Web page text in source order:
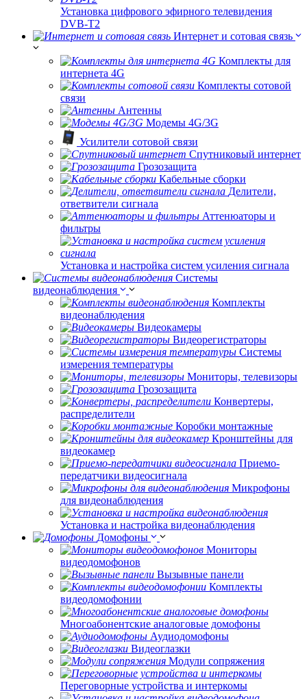
Установка цифрового эфирного телевидения
DVB-T2
Интернет и сотовая связь
Комплекты для
интернета 4G
Комплекты сотовой
связи
Антенны
Модемы 4G/3G
Усилители сотовой связи
Спутниковый интернет
Грозозащита
Кабельные сборки
Делители,
ответвители сигнала
Аттенюаторы и
фильтры
Установка и настройка систем усиления сигнала
Системы
видеонаблюдения
Комплекты
видеонаблюдения
Видеокамеры
Видеорегистраторы
Системы
измерения температуры
Мониторы, телевизоры
Грозозащита
Конвертеры,
распределители
Коробки монтажные
Кронштейны для
видеокамер
Приемо-
передатчики видеосигнала
Микрофоны
для видеонаблюдения
Установка и настройка видеонаблюдения
Домофоны
Мониторы
видеодомофонов
Вызывные панели
Комплекты
видеодомофонии
Многоабонентские аналоговые домофоны
Аудиодомофоны
Видеоглазки
Модули сопряжения
Переговорные устройства и интеркомы